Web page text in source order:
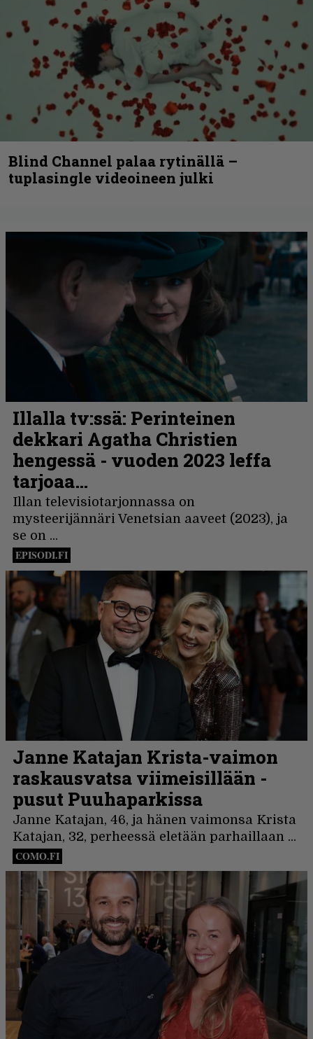
Blind Channel palaa rytinällä –
tuplasingle videoineen julki